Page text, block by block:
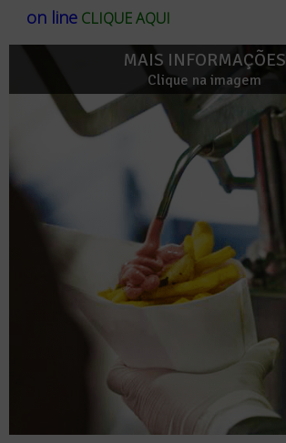
on line CLIQUE AQUI
MAIS INFORMAÇÕES
Clique na imagem